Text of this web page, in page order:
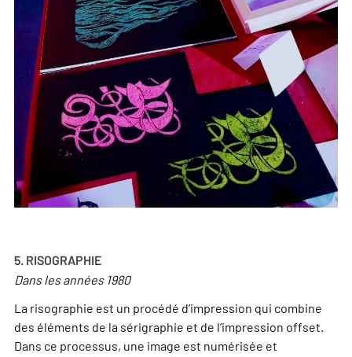
5. RISOGRAPHIE
Dans les années 1980
La risographie est un procédé d’impression qui combine
des éléments de la sérigraphie et de l’impression offset.
Dans ce processus, une image est numérisée et